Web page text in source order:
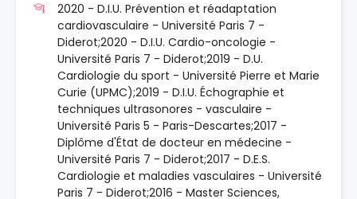
2020 - D.I.U. Prévention et réadaptation
cardiovasculaire - Université Paris 7 -
Diderot;2020 - D.I.U. Cardio-oncologie -
Université Paris 7 - Diderot;2019 - D.U.
Cardiologie du sport - Université Pierre et Marie
Curie (UPMC);2019 - D.I.U. Échographie et
techniques ultrasonores - vasculaire -
Université Paris 5 - Paris-Descartes;2017 -
Diplôme d'État de docteur en médecine -
Université Paris 7 - Diderot;2017 - D.E.S.
Cardiologie et maladies vasculaires - Université
Paris 7 - Diderot;2016 - Master Sciences,